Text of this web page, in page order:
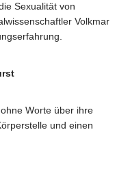
Sexualität von
Volkmar
Worte über ihre
und einen